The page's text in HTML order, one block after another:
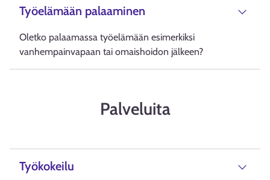
Työelämään palaaminen
Oletko palaamassa työelämään esimerkiksi
vanhempainvapaan tai omaishoidon jälkeen?
Palveluita
Työkokeilu